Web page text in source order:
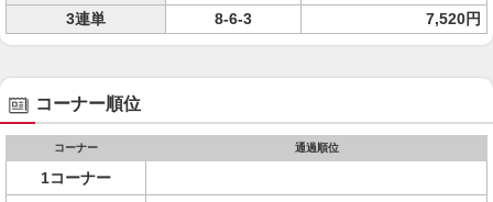
3連単
8-6-3 7,520円
コーナー順位
コーナー 通過順位
1コーナー